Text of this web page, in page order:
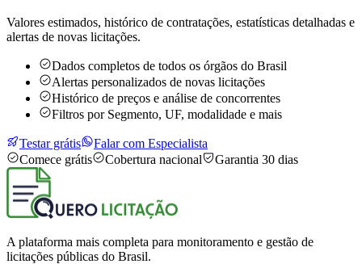
Valores estimados, histórico de contratações, estatísticas detalhadas e
alertas de novas licitações.
Dados completos de todos os órgãos do Brasil
Alertas personalizados de novas licitações
Histórico de preços e análise de concorrentes
Filtros por Segmento, UF, modalidade e mais
Testar grátis
Falar com Especialista
Comece grátis
Cobertura nacional Garantia 30 dias
A plataforma mais completa para monitoramento e gestão de
licitações públicas do Brasil.